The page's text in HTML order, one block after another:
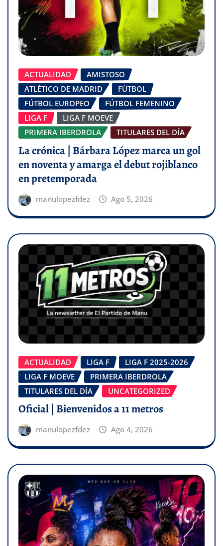
ACTUALIDAD
AMISTOSO
ATLÉTICO DE MADRID
FÚTBOL
FÚTBOL EUROPEO
FÚTBOL FEMENINO
LIGA F
LIGA F MOEVE
PRIMERA IBERDROLA
TITULARES DEL DÍA
La crónica | Bárbara López marca un gol
en noventa y amarga el debut rojiblanco
en pretemporada
manulopezfdez Ago 5, 2026
ACTUALIDAD LIGA F
LIGA F 2025-2026
LIGA F MOEVE
PRIMERA IBERDROLA
TITULARES DEL DÍA
UNCATEGORIZED
Oficial | Bienvenidos a 11 metros
manulopezfdez Ago 4, 2026